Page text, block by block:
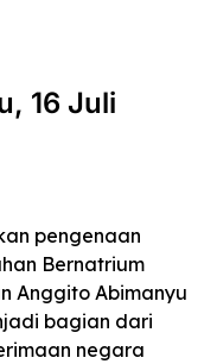
16 Juli
pengenaan
Bernatrium
Anggito Abimanyu
bagian dari
negara